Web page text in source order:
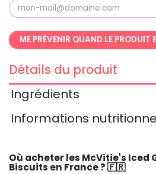
ME PRÉVENIR QUAND LE PRODUIT
Détails du produit
Ingrédients
Informations
Où acheter les McVitie's Iced
Biscuits en France ? 🇫🇷